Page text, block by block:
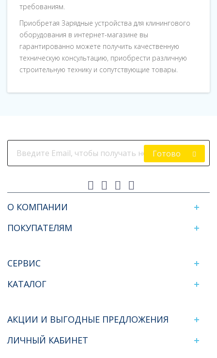
требованиям.
Приобретая Зарядные устройства для клинингового
оборудования в интернет-магазине вы
гарантированно можете получить качественную
техническую консультацию, приобрести различную
строительную технику и сопутствующие товары.
Готово
О КОМПАНИИ
ПОКУПАТЕЛЯМ
СЕРВИС
КАТАЛОГ
АКЦИИ И ВЫГОДНЫЕ ПРЕДЛОЖЕНИЯ
ЛИЧНЫЙ КАБИНЕТ